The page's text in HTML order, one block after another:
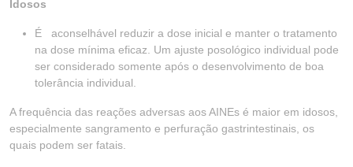
Idosos
É aconselhável reduzir a dose inicial e manter o tratamento
na dose mínima eficaz. Um ajuste posológico individual pode
ser considerado somente após o desenvolvimento de boa
tolerância individual.
A frequência das reações adversas aos AINEs é maior em idosos,
especialmente sangramento e perfuração gastrintestinais, os
quais podem ser fatais.